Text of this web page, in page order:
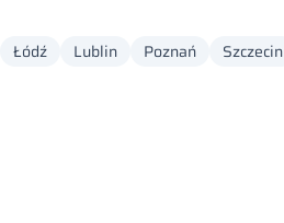
Łódź Lublin Poznań Szczecin